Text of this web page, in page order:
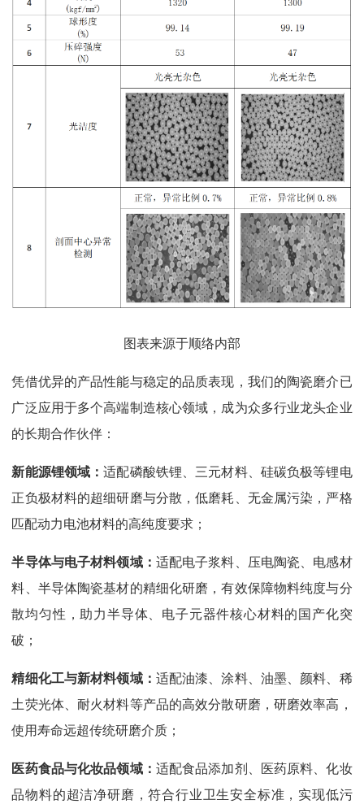
图表来源于顺络内部
凭借优异的产品性能与稳定的品质表现，我们的陶瓷磨介已
广泛应用于多个高端制造核心领域，成为众多行业龙头企业
的长期合作伙伴：
新能源锂领域：适配磷酸铁锂、三元材料、硅碳负极等锂电
正负极材料的超细研磨与分散，低磨耗、无金属污染，严格
匹配动力电池材料的高纯度要求；
半导体与电子材料领域： 适配电子浆料、压电陶瓷、电感材
料、半导体陶瓷基材的精细化研磨，有效保障物料纯度与分
散均匀性，助力半导体、电子元器件核心材料的国产化突
破；
精细化工与新材料领域： 适配油漆、涂料、油墨、颜料、稀
土荧光体、耐火材料等产品的高效分散研磨，研磨效率高，
使用寿命远超传统研磨介质；
医药食品与化妆品领域： 适配食品添加剂、医药原料、化妆
品物料的超洁净研磨，符合行业卫生安全标准，实现低污